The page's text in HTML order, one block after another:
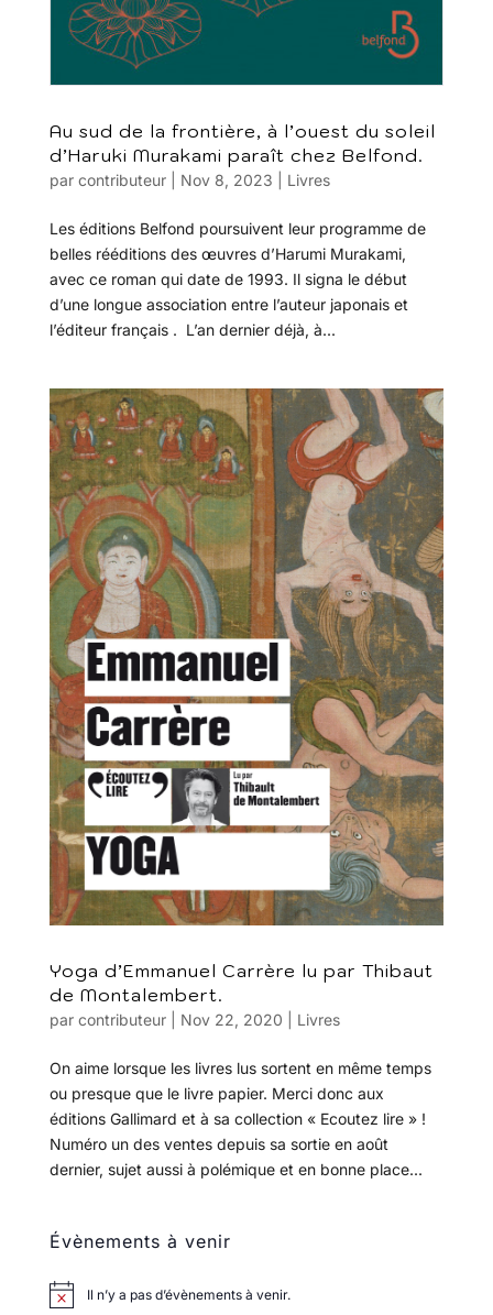
Au sud de la frontière, à l’ouest du soleil
d’Haruki Murakami paraît chez Belfond.
par contributeur| Nov 8, 2023 Livres
Les éditions Belfond poursuivent leur programme de
belles rééditions des œuvres d’Harumi Murakami,
avec ce roman qui date de 1993. Il signa le début
d’une longue association entre l’auteur japonais et
l’éditeur français . L’an dernier déjà, à...
Yoga d’Emmanuel Carrère lu par Thibaut
de Montalembert.
par contributeur| Nov 22, 2020 Livres
On aime lorsque les livres lus sortent en même temps
ou presque que le livre papier. Merci donc aux
éditions Gallimard et à sa collection « Ecoutez lire » !
Numéro un des ventes depuis sa sortie en août
dernier, sujet aussi à polémique et en bonne place...
Évènements à venir
Il n’y a pas d’évènements à venir.